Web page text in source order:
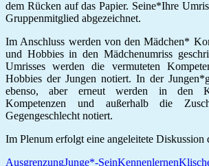
dem Rücken auf das Papier. Seine*Ihre
Gruppenmitglied abgezeichnet.
Im Anschluss werden von den Mädchen*
und Hobbies in den Mädchenumriss
Umrisses werden die vermuteten
Hobbies der Jungen notiert. In der
ebenso, aber erneut werden in den
Kompetenzen und außerhalb die
Gegengeschlecht notiert.
Im Plenum erfolgt eine angeleitete Diskussion
AusgrenzungJunge*-SeinKennenlernen